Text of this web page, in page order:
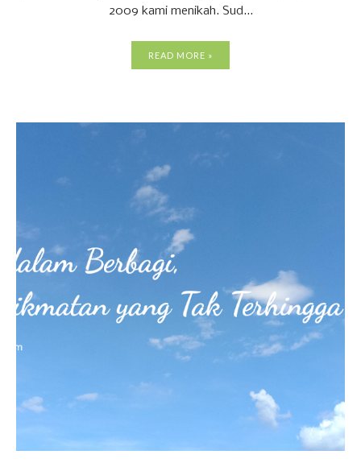
2009 kami menikah. Sud...
READ MORE »